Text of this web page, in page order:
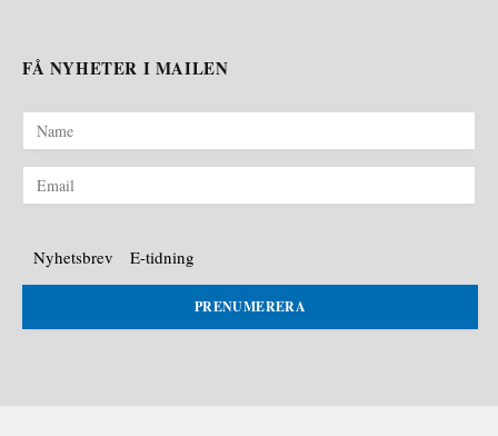
FÅ NYHETER I MAILEN
Nyhetsbrev E-tidning
PRENUMERERA